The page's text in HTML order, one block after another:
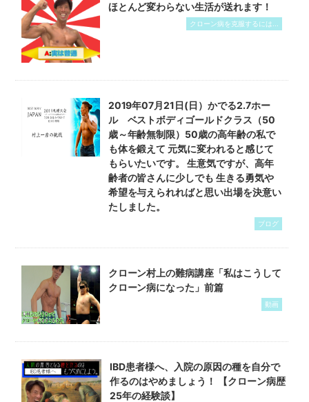
ほとんど変わらない生活が送れます！
クローン病を克服するには...
2019年07月21日(日）かでる2.7ホー
ル ベストボディゴールドクラス（50
歳～年齢無制限）50歳の高年齢の私で
も体を鍛えて 元気に変われると感じて
もらいたいです。 生意気ですが、高年
齢者の皆さんに少しでも 生きる勇気や
希望を与えられればと思い出場を決意い
たしました。
ブログ
クローン村上の難病講座「私はこうして
クローン病になった」前篇
動画
IBD患者様へ、入院の原因の種を自分で
作るのはやめましょう！ 【クローン病歴
25年の経験談】